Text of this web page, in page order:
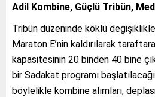
Adil Kombine, Güçlü Tribün,
Tribün düzeninde köklü
Maraton E’nin kaldırılarak
kapasitesinin 20 binden 40 bine
bir Sadakat programı
böylelikle kombine alımları,